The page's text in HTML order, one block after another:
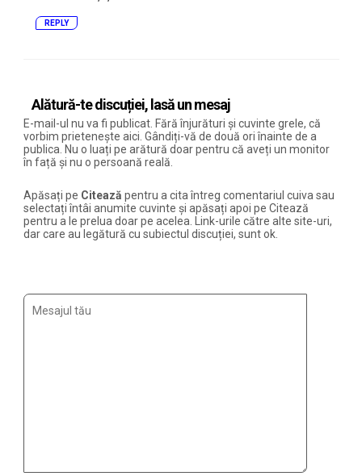
REPLY
Alătură-te discuției, lasă un mesaj
E-mail-ul nu va fi publicat. Fără înjurături și cuvinte grele, că
vorbim prietenește aici. Gândiți-vă de două ori înainte de a
publica. Nu o luați pe arătură doar pentru că aveți un monitor
în față și nu o persoană reală.
Apăsați pe Citează pentru a cita întreg comentariul cuiva sau
selectați întâi anumite cuvinte și apăsați apoi pe Citează
pentru a le prelua doar pe acelea. Link-urile către alte site-uri,
dar care au legătură cu subiectul discuției, sunt ok.